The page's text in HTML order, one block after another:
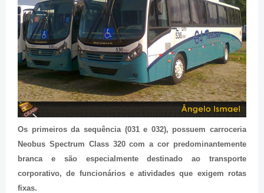
Os primeiros da sequência (031 e 032), possuem carroceria
Neobus Spectrum Class 320 com a cor predominantemente
branca e são especialmente destinado ao transporte
corporativo, de funcionários e atividades que exigem rotas
fixas.